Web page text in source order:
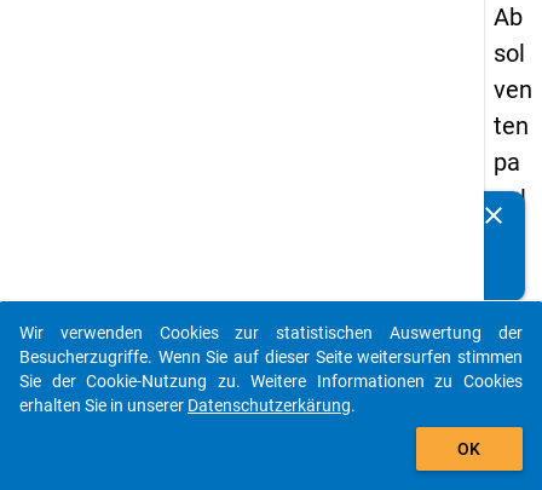
Ab
sol
ven
ten
pa
nel
09
-
drit
clear
auto_stories
add_shopping_cart
Wir verwenden Cookies zur statistischen Auswertung der
Besucherzugriffe. Wenn Sie auf dieser Seite weitersurfen stimmen
Sie der Cookie-Nutzung zu. Weitere Informationen zu Cookies
erhalten Sie in unserer Datenschutzerkärung.
OK